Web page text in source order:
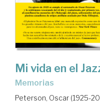
Mi vida en el
Memorias
Peterson, Oscar (1925-